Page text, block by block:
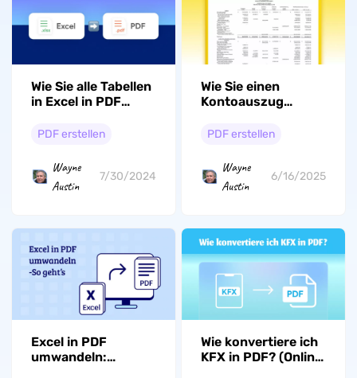
Wie Sie alle Tabellen
in Excel in PDF
PDF erstellen
Wayne
Austin
7/30/2024
Wie Sie einen
Kontoauszug
umfassender
PDF erstellen
Wayne
Austin
6/16/2025
Excel in PDF
umwandeln:
Wie konvertiere ich
KFX in PDF? (Online